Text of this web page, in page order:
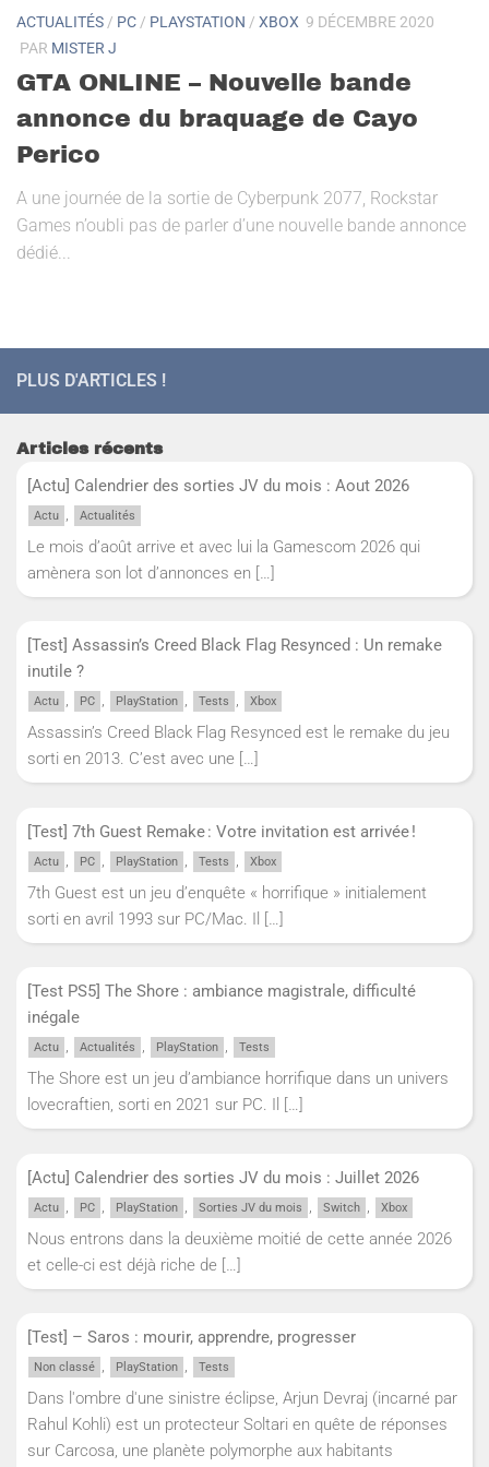
ACTUALITÉS / PC / PLAYSTATION / XBOX 9 DÉCEMBRE 2020
PAR MISTER J
GTA ONLINE – Nouvelle bande
annonce du braquage de Cayo
Perico
A une journée de la sortie de Cyberpunk 2077, Rockstar
Games n’oubli pas de parler d’une nouvelle bande annonce
dédié...
PLUS D'ARTICLES !
Articles récents
[Actu] Calendrier des sorties JV du mois : Aout 2026
Actu , Actualités
Le mois d’août arrive et avec lui la Gamescom 2026 qui
amènera son lot d’annonces en […]
[Test] Assassin’s Creed Black Flag Resynced : Un remake
inutile ?
Actu , PC , PlayStation , Tests , Xbox
Assassin’s Creed Black Flag Resynced est le remake du jeu
sorti en 2013. C’est avec une […]
[Test] 7th Guest Remake : Votre invitation est arrivée !
Actu , PC , PlayStation , Tests , Xbox
7th Guest est un jeu d’enquête « horrifique » initialement
sorti en avril 1993 sur PC/Mac. Il […]
[Test PS5] The Shore : ambiance magistrale, difficulté
inégale
Actu , Actualités , PlayStation , Tests
The Shore est un jeu d’ambiance horrifique dans un univers
lovecraftien, sorti en 2021 sur PC. Il […]
[Actu] Calendrier des sorties JV du mois : Juillet 2026
Actu , PC , PlayStation , Sorties JV du mois , Switch , Xbox
Nous entrons dans la deuxième moitié de cette année 2026
et celle-ci est déjà riche de […]
[Test] – Saros : mourir, apprendre, progresser
Non classé , PlayStation , Tests
Dans l'ombre d'une sinistre éclipse, Arjun Devraj (incarné par
Rahul Kohli) est un protecteur Soltari en quête de réponses
sur Carcosa, une planète polymorphe aux habitants